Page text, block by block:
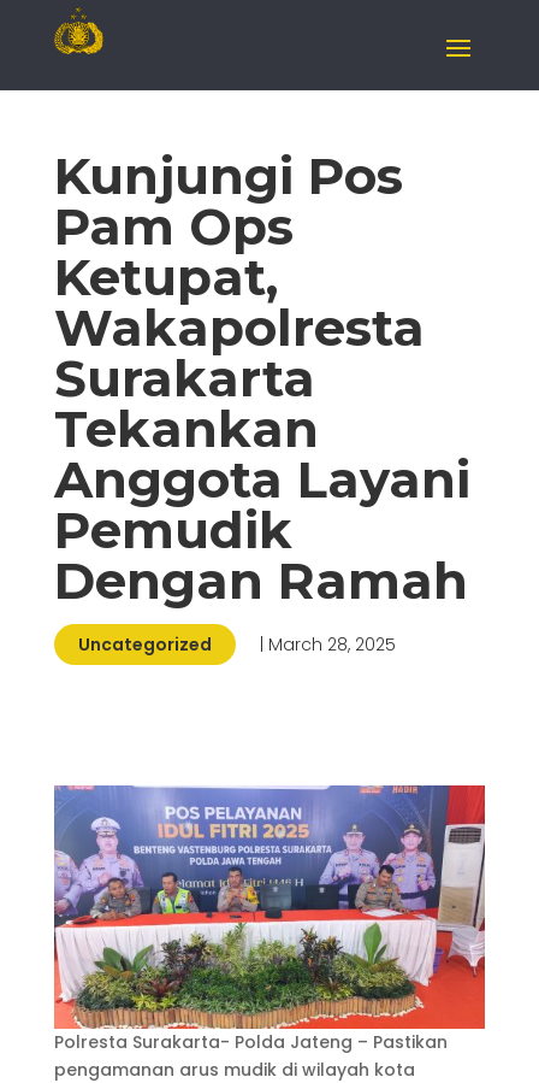
Kunjungi Pos
Pam Ops
Ketupat,
Wakapolresta
Surakarta
Tekankan
Anggota Layani
Pemudik
Dengan Ramah
Uncategorized | March 28, 2025
Polresta Surakarta- Polda Jateng – Pastikan
pengamanan arus mudik di wilayah kota